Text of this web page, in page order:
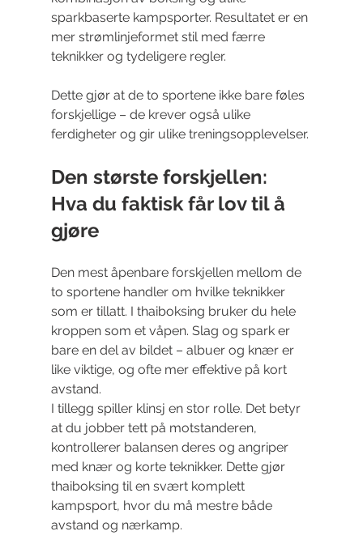
sparkbaserte kampsporter. Resultatet er en
mer strømlinjeformet stil med færre
teknikker og tydeligere regler.
Dette gjør at de to sportene ikke bare føles
forskjellige – de krever også ulike
ferdigheter og gir ulike treningsopplevelser.
Den største forskjellen:
Hva du faktisk får lov til å
gjøre
Den mest åpenbare forskjellen mellom de
to sportene handler om hvilke teknikker
som er tillatt. I thaiboksing bruker du hele
kroppen som et våpen. Slag og spark er
bare en del av bildet – albuer og knær er
like viktige, og ofte mer effektive på kort
avstand.
I tillegg spiller klinsj en stor rolle. Det betyr
at du jobber tett på motstanderen,
kontrollerer balansen deres og angriper
med knær og korte teknikker. Dette gjør
thaiboksing til en svært komplett
kampsport, hvor du må mestre både
avstand og nærkamp.